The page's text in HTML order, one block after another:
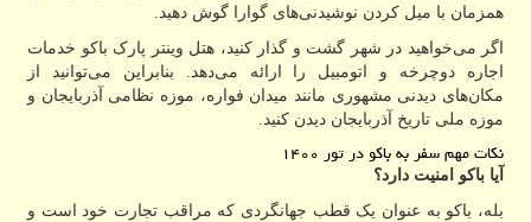
همزمان با میل کردن نوشیدنی‌های گوارا گوش دهید.
اگر می‌خواهید در شهر گشت و گذار کنید، هتل وینتر پارک باکو خدمات
اجاره دوچرخه و اتومبیل را ارائه می‌دهد. بنابراین می‌توانید از
مکان‌های دیدنی مشهوری مانند میدان فواره، موزه نظامی آذربایجان و
موزه ملی تاریخ آذربایجان دیدن کنید.
نکات مهم سفر به باکو در تور ۱۴۰۰
آیا باکو امنیت دارد؟
بله، باکو به عنوان یک قطب جهانگردی که مراقب تجارت خود است و